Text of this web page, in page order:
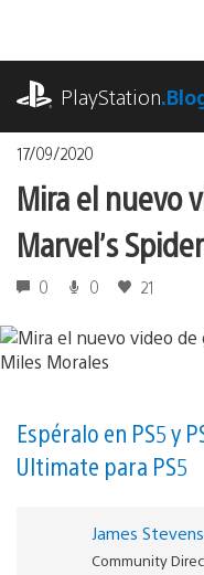
contenido
PlayStation
17/09/2020
Mira el nuevo
Marvel’s
0 0 21
Espéralo en PS5 y
Ultimate para PS5
James
Community